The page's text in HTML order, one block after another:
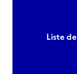
Liste